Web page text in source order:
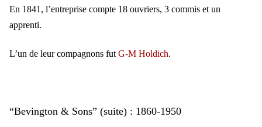
En 1841, l’entreprise compte 18 ouvriers, 3 commis et un
apprenti.
L’un de leur compagnons fut G-M Holdich.
“Bevington & Sons” (suite) : 1860-1950